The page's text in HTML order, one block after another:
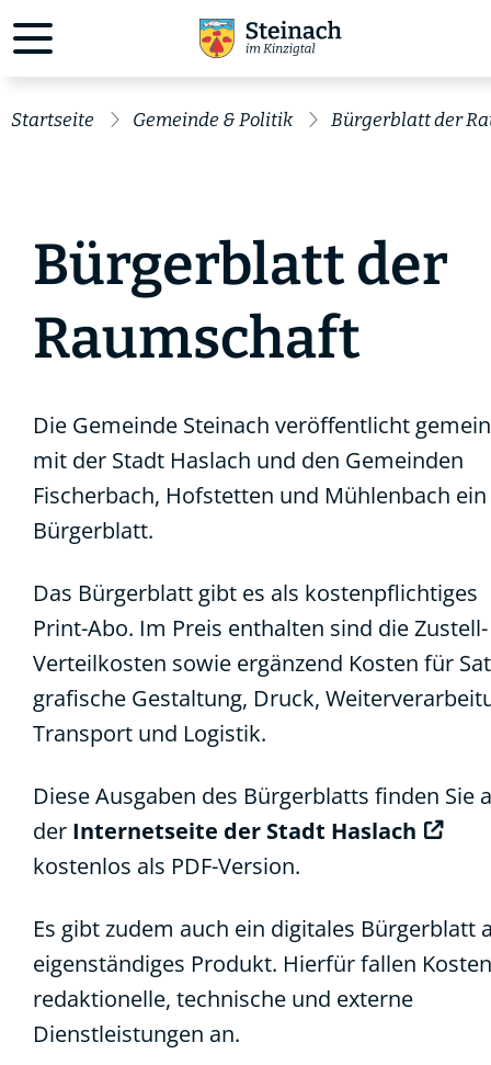
Startseite Gemeinde & Politik Bürgerblatt der
Bürgerblatt der
Raumschaft
Die Gemeinde Steinach veröffentlicht
mit der Stadt Haslach und den Gemeinden
Fischerbach, Hofstetten und Mühlenbach ein
Bürgerblatt.
Das Bürgerblatt gibt es als kostenpflichtiges
Print-Abo. Im Preis enthalten sind die
Verteilkosten sowie ergänzend Kosten für
grafische Gestaltung, Druck,
Transport und Logistik.
Diese Ausgaben des Bürgerblatts finden Sie
der Internetseite der Stadt Haslach
kostenlos als PDF-Version.
Es gibt zudem auch ein digitales Bürgerblatt
eigenständiges Produkt. Hierfür fallen
redaktionelle, technische und externe
Dienstleistungen an.